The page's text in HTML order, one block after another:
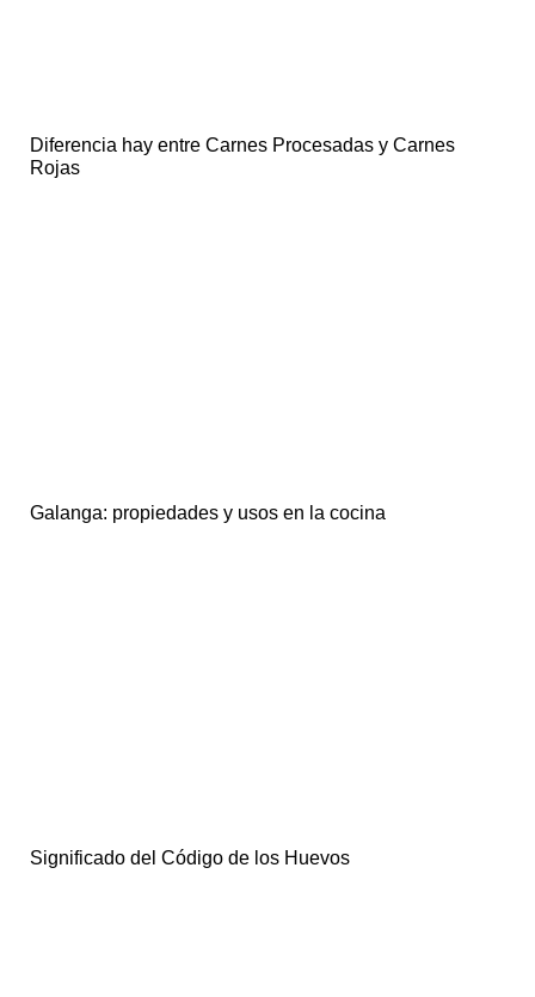
Diferencia hay entre Carnes Procesadas y Carnes
Rojas
Galanga: propiedades y usos en la cocina
Significado del Código de los Huevos